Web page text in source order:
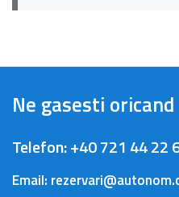
Ne gasesti oricand
Telefon:+40 721 44 22
Email: